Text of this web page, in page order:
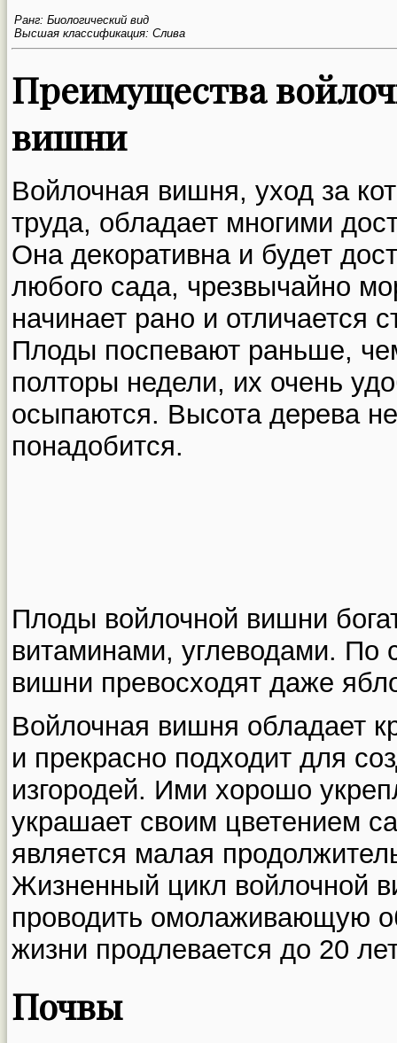
Ранг: Биологический вид
Высшая классификация: Слива
Преимущества
вишни
Войлочная вишня, уход за
труда, обладает многими
Она декоративна и будет
любого сада, чрезвычайно
начинает рано и отличается
Плоды поспевают раньше,
полторы недели, их очень
осыпаются. Высота дерева
понадобится.
Плоды войлочной вишни
витаминами, углеводами.
вишни превосходят даже
Войлочная вишня обладает
и прекрасно подходит для
изгородей. Ими хорошо
украшает своим цветением
является малая
Жизненный цикл войлочной
проводить омолаживающую
жизни продлевается до 20
Почвы